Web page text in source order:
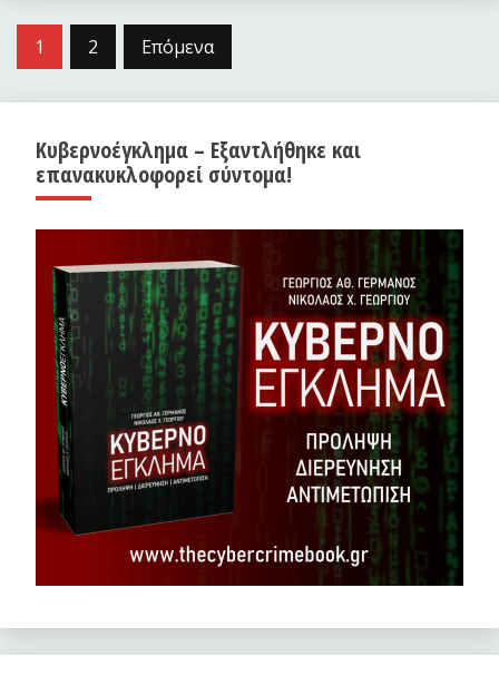
Σελιδοποίηση
1 2 Επόμενα
Κυβερνοέγκλημα – Εξαντλήθηκε και
επανακυκλοφορεί σύντομα!